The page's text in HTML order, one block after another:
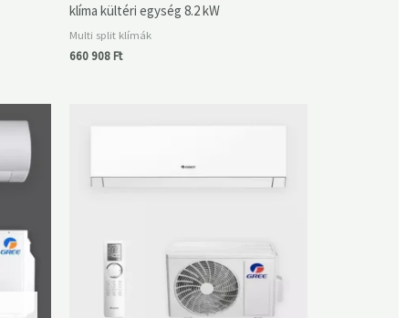
klíma kültéri egység 8.2 kW
Multi split klímák
660 908Ft